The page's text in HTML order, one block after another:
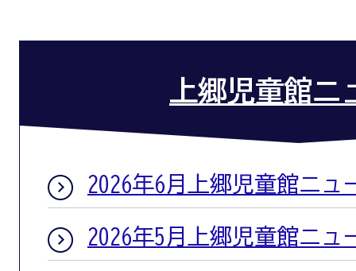
上郷児童館ニ
2026年6月上郷児童館ニュ
2026年5月上郷児童館ニュ